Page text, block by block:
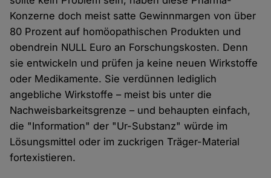
Konzerne doch meist satte Gewinnmargen von über
80 Prozent auf homöopathischen Produkten und
obendrein NULL Euro an Forschungskosten. Denn
sie entwickeln und prüfen ja keine neuen Wirkstoffe
oder Medikamente. Sie verdünnen lediglich
angebliche Wirkstoffe – meist bis unter die
Nachweisbarkeitsgrenze – und behaupten einfach,
die "Information" der "Ur-Substanz" würde im
Lösungsmittel oder im zuckrigen Träger-Material
fortexistieren.